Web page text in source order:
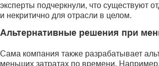
эксперты подчеркнули, что существуют
и некритично для отрасли в целом.
Альтернативные решения при
Сама компания также разрабатывает
меньших затратах по времени.